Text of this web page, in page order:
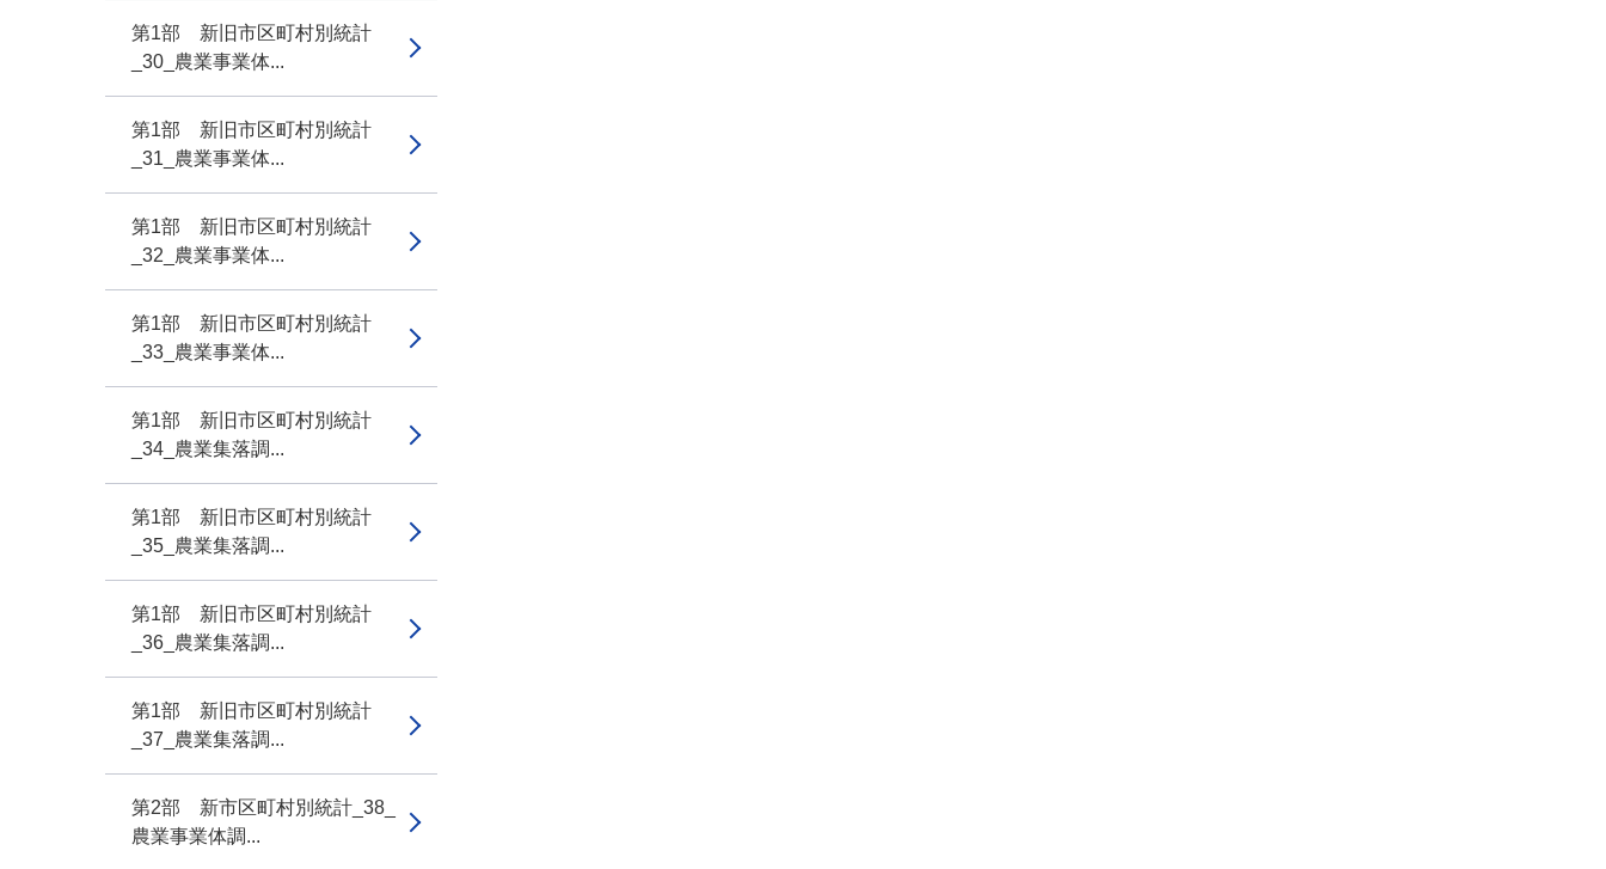
第1部 新旧市区町村別統計
_30_農業事業体...
第1部 新旧市区町村別統計
_31_農業事業体...
第1部 新旧市区町村別統計
_32_農業事業体...
第1部 新旧市区町村別統計
_33_農業事業体...
第1部 新旧市区町村別統計
_34_農業集落調...
第1部 新旧市区町村別統計
_35_農業集落調...
第1部 新旧市区町村別統計
_36_農業集落調...
第1部 新旧市区町村別統計
_37_農業集落調...
第2部 新市区町村別統計_38_
農業事業体調...